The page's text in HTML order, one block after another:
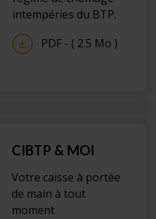
intempéries du BTP.
PDF - ( 2.5 Mo )
CIBTP & MOI
Votre caisse à portée
de main à tout
moment